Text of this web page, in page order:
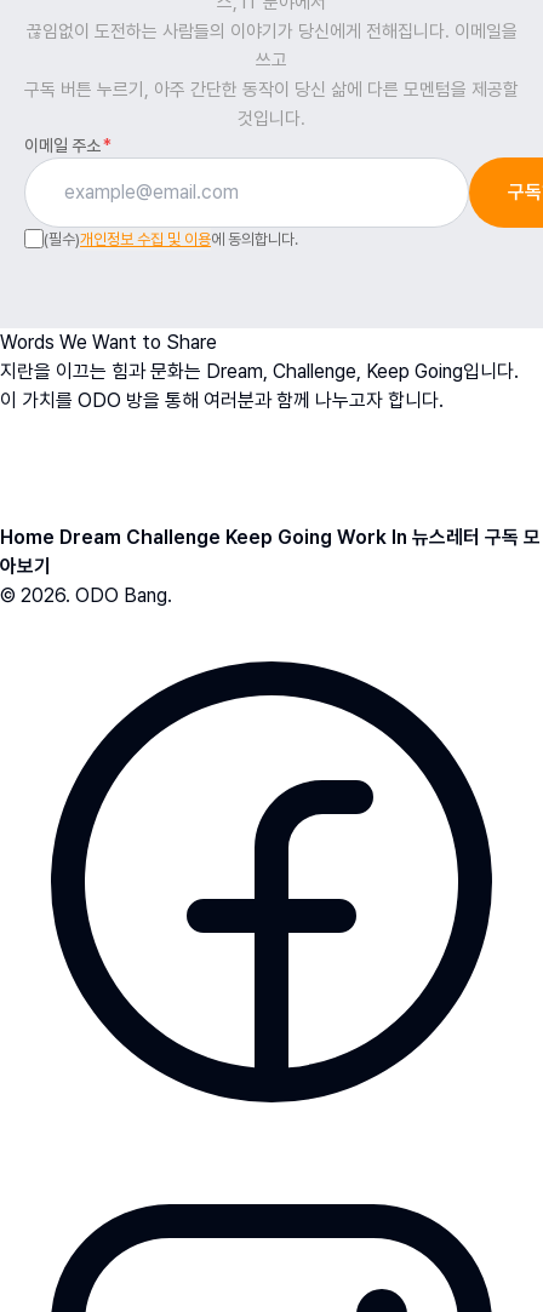
끊임없이 도전하는 사람들의 이야기가 당신에게 전해집니다. 이메일을
쓰고
구독 버튼 누르기, 아주 간단한 동작이 당신 삶에 다른 모멘텀을 제공할
것입니다.
이메일 주소*
구
(필수)개인정보 수집 및 이용에 동의합니다.
Words We Want to Share
지란을 이끄는 힘과 문화는 Dream, Challenge, Keep Going입니다.
이 가치를 ODO 방을 통해 여러분과 함께 나누고자 합니다.
Home Dream Challenge Keep Going Work In 뉴스레터 구독 모
아보기
© 2026. ODO Bang.